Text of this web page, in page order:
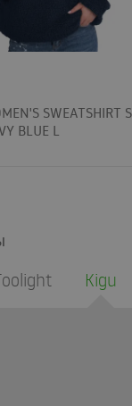
SWEATSHIRT
BLUE L
Kigu